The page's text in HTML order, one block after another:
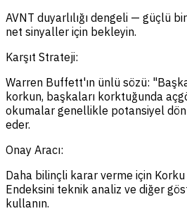
AVNT duyarlılığı dengeli — güçlü
net sinyaller için bekleyin.
Karşıt Strateji:
Warren Buffett'ın ünlü sözü:
korkun, başkaları korktuğunda
okumalar genellikle potansiyel
eder.
Onay Aracı:
Daha bilinçli karar verme için
Endeksini teknik analiz ve diğer
kullanın.